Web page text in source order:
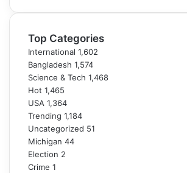
Top Categories
International 1,602
Bangladesh 1,574
Science & Tech 1,468
Hot 1,465
USA 1,364
Trending 1,184
Uncategorized 51
Michigan 44
Election 2
Crime 1